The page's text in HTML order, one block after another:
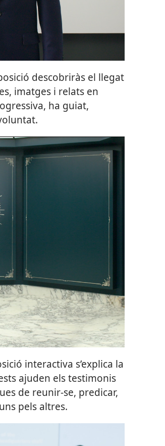
descobriràs el llegat
imatges i relats en
ha guiat,
interactiva s’explica la
ajuden els testimonis
de reunir-se, predicar,
pels altres.